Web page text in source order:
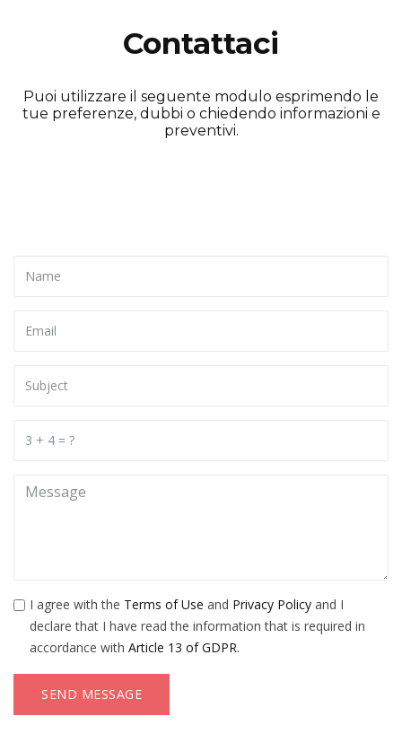
Contattaci
Puoi utilizzare il seguente modulo esprimendo le
tue preferenze, dubbi o chiedendo informazioni e
preventivi.
I agree with the Terms of Use and Privacy Policy and I
declare that I have read the information that is required in
accordance with Article 13 of GDPR.
SEND MESSAGE